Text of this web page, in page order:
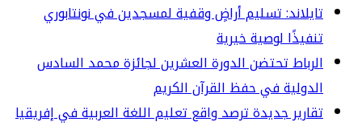
تسليم أراضٍ وقفية لمسجدين في نونتابوري
لوصية خيرية
تحتضن الدورة العشرين لجائزة محمد السادس
في حفظ القرآن الكريم
جديدة ترصد واقع تعليم اللغة العربية في إفريقيا